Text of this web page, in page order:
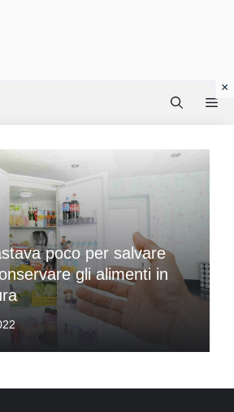
poco per salvare
gli alimenti in